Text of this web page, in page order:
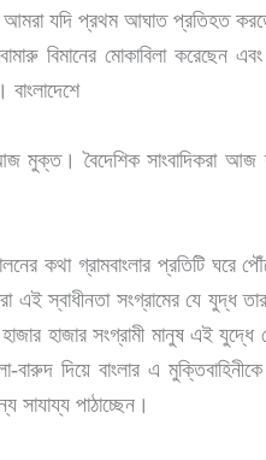
যদি প্রথম আঘাত প্রতিহত করতে
বিমানের মোকাবিলা করেছেন
মুক্ত। বৈদেশিক সাংবাদিকরা আজ
গ্রামবাংলার প্রতিটি ঘরে
এই স্বাধীনতা সংগ্রামের যে যুদ্ধ
হাজার সংগ্রামী মানুষ এই
বারুদ দিয়ে বাংলার এ
সাযায্য পাঠাচ্ছেন।